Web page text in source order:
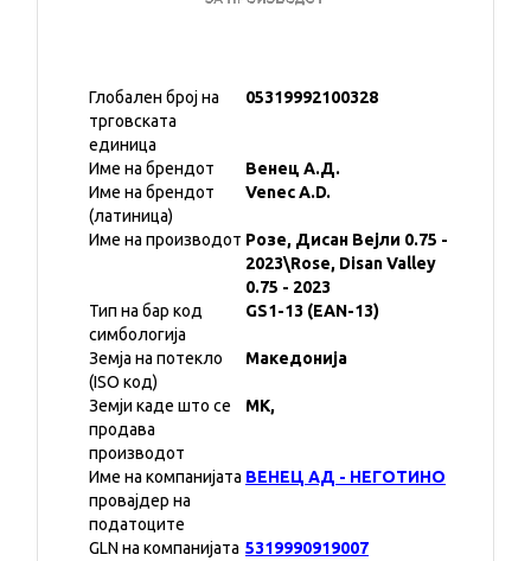
Глобален број на
трговската
единица
05319992100328
Име на брендот
Венец А.Д.
Име на брендот
(латиница)
Venec A.D.
Име на производот Розе, Дисан Вејли 0.75 -
2023\Rose, Disan Valley
0.75 - 2023
Тип на бар код
симбологија
GS1-13 (EAN-13)
Земја на потекло
(ISO код)
Македонија
Земји каде што се
продава
производот
MK,
Име на компанијата
провајдер на
податоците
ВЕНЕЦ АД - НЕГОТИНО
GLN на компанијата 5319990919007